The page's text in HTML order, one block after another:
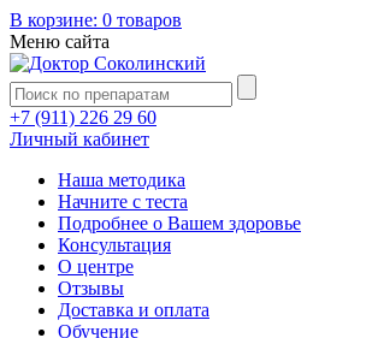
В корзине: 0 товаров
Меню сайта
+7 (911) 226 29 60
Личный кабинет
Наша методика
Начните с теста
Подробнее о Вашем здоровье
Консультация
О центре
Отзывы
Доставка и оплата
Обучение